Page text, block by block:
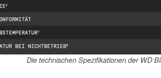
Die technischen Spezifikationen der WD